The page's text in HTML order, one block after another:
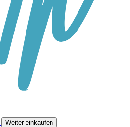
Weiter einkaufen